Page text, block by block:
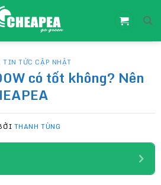
,TIN TỨC CẬP NHẬT
có tốt không? Nên
THANH TÙNG